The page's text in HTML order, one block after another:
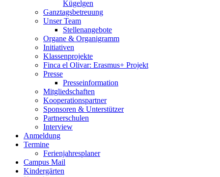
Kügelgen
Ganztagsbetreuung
Unser Team
Stellenangebote
Organe & Organigramm
Initiativen
Klassenprojekte
Finca el Olivar: Erasmus+ Projekt
Presse
Presseinformation
Mitgliedschaften
Kooperationspartner
Sponsoren & Unterstützer
Partnerschulen
Interview
Anmeldung
Termine
Ferienjahresplaner
Campus Mail
Kindergärten